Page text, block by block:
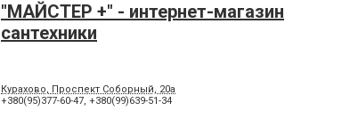
"МАЙСТЕР +" - интернет-магазин
сантехники
Курахово, Проспект Соборный, 20а
+380(95)377-60-47, +380(99)639-51-34